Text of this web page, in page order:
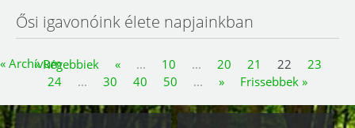
Ősi igavonóink élete napjainkban
« Archívum« Régebbiek « ... 10 ... 20 21 22
23
24
... 30 40 50 ... » Frissebbek »
Kapcsolódó